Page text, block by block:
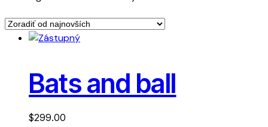
Bats and ball
$299.00